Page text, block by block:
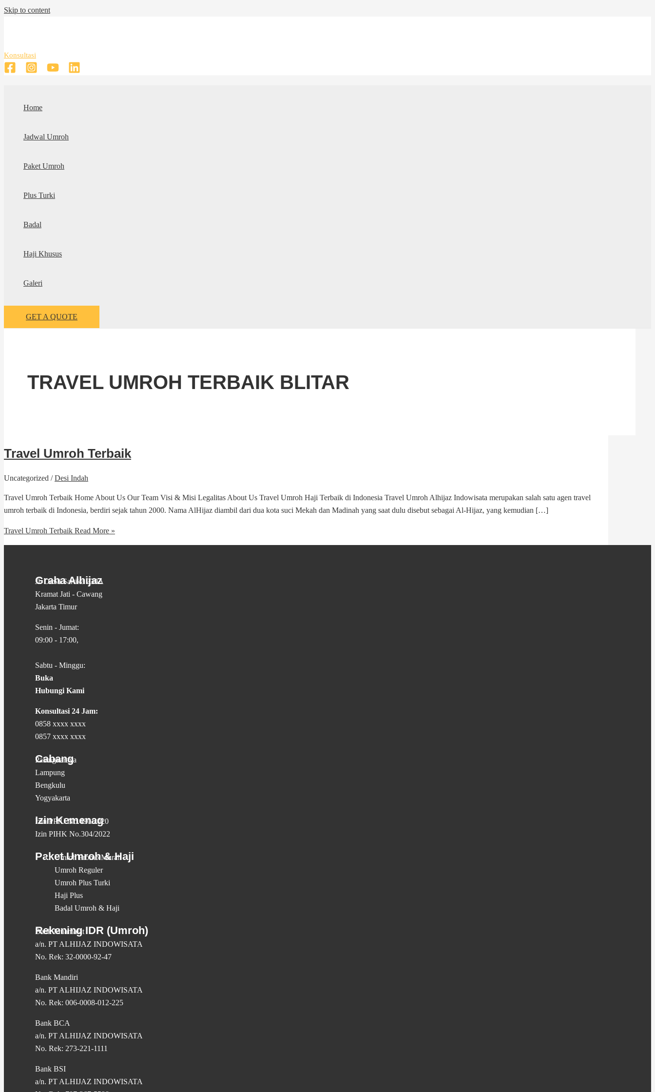
Skip to content
Konsultasi
Home
Jadwal Umroh
Paket Umroh
Plus Turki
Badal
Haji Khusus
Galeri
GET A QUOTE
TRAVEL UMROH TERBAIK BLITAR
Travel Umroh Terbaik
Uncategorized /Desi Indah
Travel Umroh Terbaik Home About Us Our Team Visi & Misi Legalitas About Us Travel Umroh Haji Terbaik di Indonesia Travel Umroh Alhijaz Indowisata merupakan salah satu agen travel
umroh terbaik di Indonesia, berdiri sejak tahun 2000. Nama AlHijaz diambil dari dua kota suci Mekah dan Madinah yang saat dulu disebut sebagai Al-Hijaz, yang kemudian […]
Travel Umroh Terbaik Read More »
Graha Alhijaz
Jl. Dewi Sartika 239A
Kramat Jati - Cawang
Jakarta Timur
Senin - Jumat:
09:00 - 17:00,
Sabtu - Minggu:
Buka
Hubungi Kami
Konsultasi 24 Jam:
0858 xxxx xxxx
0857 xxxx xxxx
Cabang
Palangkaraya
Lampung
Bengkulu
Yogyakarta
Izin Kemenag
Izin PPIU No.490/2020
Izin PIHK No.304/2022
Paket Umroh & Haji
Umroh Promo Murah
Umroh Reguler
Umroh Plus Turki
Haji Plus
Badal Umroh & Haji
Rekening IDR (Umroh)
Bank Muamalat
a/n. PT ALHIJAZ INDOWISATA
No. Rek: 32-0000-92-47
Bank Mandiri
a/n. PT ALHIJAZ INDOWISATA
No. Rek: 006-0008-012-225
Bank BCA
a/n. PT ALHIJAZ INDOWISATA
No. Rek: 273-221-1111
Bank BSI
a/n. PT ALHIJAZ INDOWISATA